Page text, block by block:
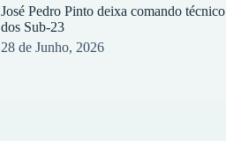
José Pedro Pinto deixa comando técnico
dos Sub-23
28 de Junho, 2026